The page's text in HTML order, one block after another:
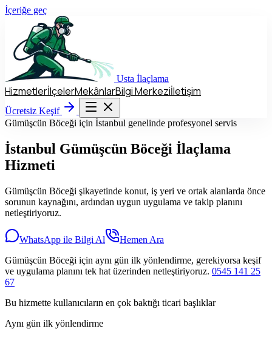
İçeriğe geç
Usta İlaçlama
HizmetlerİlçelerMekânlarBilgi Merkeziİletişim
Ücretsiz Keşif
Hizmetler İlçeler Mekânlar Bilgi Merkezi
Ücretsiz Keşif
Gümüşcün Böceği için İstanbul genelinde profesyonel servis
İstanbul Gümüşcün Böceği İlaçlama
Hizmeti
Gümüşcün Böceği şikayetinde konut, iş yeri ve ortak alanlarda önce
sorunun kaynağını, ardından uygun uygulama ve takip planını
netleştiriyoruz.
WhatsApp ile Bilgi Al
Hemen Ara
Gümüşcün Böceği için aynı gün ilk yönlendirme, gerekiyorsa keşif
ve uygulama planını tek hat üzerinden netleştiriyoruz. 0545 141 25
67
Bu hizmette kullanıcıların en çok baktığı ticari başlıklar
Aynı gün ilk yönlendirme